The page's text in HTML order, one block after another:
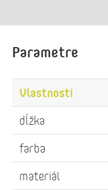
Parametre
Vlastnosti
dĺžka
farba
materiál